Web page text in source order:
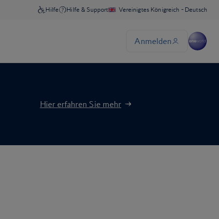
Hier erfahren Sie mehr